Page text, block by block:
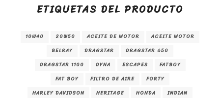
ETIQUETAS DEL PRODUCTO
10W40 20W50 ACEITE DE MOTOR
ACEITE MOTOR
BELRAY
DRAGSTAR
DRAGSTAR 650
DRAGSTAR 1100
DYNA ESCAPES
FATBOY
FAT BOY
FILTRO DE AIRE
FORTY
HARLEY DAVIDSON
HERITAGE HONDA
INDIAN